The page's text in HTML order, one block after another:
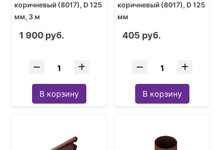
коричневый (8017), D 125
мм, 3 м
1 900 руб.
В корзину
коричневый (8017), D 125
мм
405 руб.
В корзину